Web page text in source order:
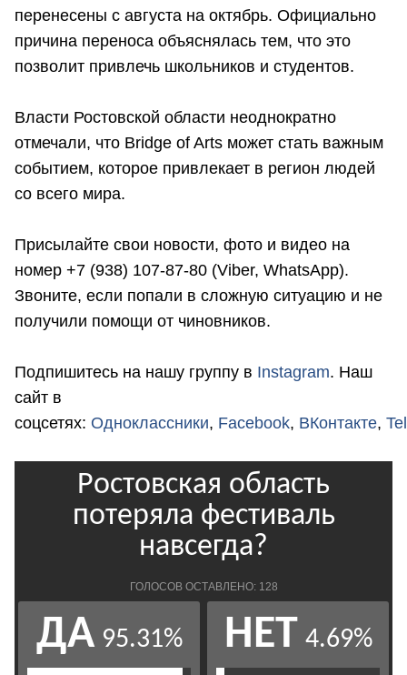
перенесены с августа на октябрь. Официально
причина переноса объяснялась тем, что это
позволит привлечь школьников и студентов.
Власти Ростовской области неоднократно
отмечали, что Bridge of Arts может стать важным
событием, которое привлекает в регион людей
со всего мира.
Присылайте свои новости, фото и видео на
номер +7 (938) 107-87-80 (Viber, WhatsApp).
Звоните, если попали в сложную ситуацию и не
получили помощи от чиновников.
Подпишитесь на нашу группу в Instagram. Наш
сайт в
соцсетях: Одноклассники, Facebook, ВКонтакте,